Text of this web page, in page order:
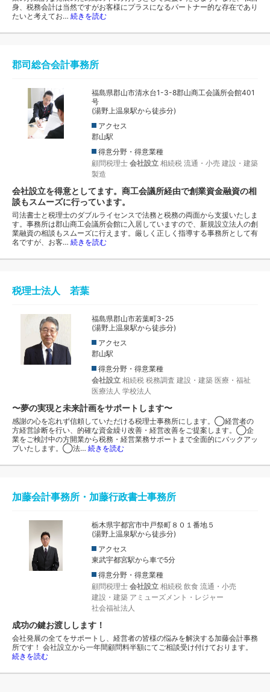
身、税務会計は当然ですがお客様にプラスになるパートナー的な存在であり
たいと考えてお… 続きを読む
郡司総合会計事務所
福島県郡山市清水台1-3-8郡山商工会議所会館401
号
(湯野上温泉駅から徒歩分)
アクセス
郡山駅
得意分野・得意業種
顧問税理士 会社設立 相続税 流通・小売 建設・建築
製造
会社設立を得意としてます。商工会議所経由で創業資金融資の相
談もスムーズに行っています。
司法書士と税理士のダブルライセンスで法務と税務の両面から支援いたしま
す。事務所は郡山商工会議所会館に入居していますので、新規設立法人の創
業融資の相談もスムーズに行えます。厳しく正しく指導する事務所として有
名ですが、お客… 続きを読む
税理士法人 若葉
福島県郡山市若葉町3-25
(湯野上温泉駅から徒歩分)
アクセス
郡山駅
得意分野・得意業種
会社設立 相続税 税務調査 建設・建築 医療・福祉
医療法人 学校法人
〜夢の実現と未来計画をサポートします〜
感謝の心を忘れず信頼していただける税理士事務所にします。◯経営者の
方経営診断を行い、的確な資金繰り改善・経営改善をご提案します。◯企
業をご検討中の方開業から税務・経営業務サポートまで全面的にバックアッ
プいたします。◯法… 続きを読む
加藤会計事務所・加藤行政書士事務所
栃木県宇都宮市中戸祭町８０１番地５
(湯野上温泉駅から徒歩分)
アクセス
東武宇都宮駅から車で5分
得意分野・得意業種
顧問税理士 会社設立 相続税 飲食 流通・小売
建設・建築 アミューズメント・レジャー
社会福祉法人
成功の鍵お渡しします！
会社発展の全てをサポートし、経営者の皆様の悩みを解決する加藤会計事務
所です！ 会社設立から一年間顧問料半額にてご相談受け付けております。
続きを読む